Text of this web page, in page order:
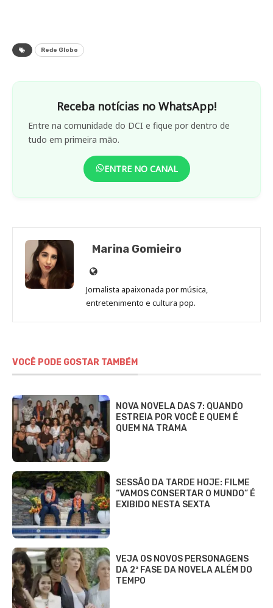
Rede Globo
Receba notícias no WhatsApp!
Entre na comunidade do DCI e fique por dentro de
tudo em primeira mão.
ENTRE NO CANAL
Marina Gomieiro
Site
de
Marina
Jornalista apaixonada por música,
entretenimento e cultura pop.
VOCÊ PODE GOSTAR TAMBÉM
NOVA NOVELA DAS 7: QUANDO
ESTREIA POR VOCÊ E QUEM É
QUEM NA TRAMA
SESSÃO DA TARDE HOJE: FILME
“VAMOS CONSERTAR O MUNDO” É
EXIBIDO NESTA SEXTA
VEJA OS NOVOS PERSONAGENS
DA 2ª FASE DA NOVELA ALÉM DO
TEMPO